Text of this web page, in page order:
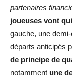
partenaires
joueuses vont
gauche, une
départs anticipés
de principe de
notamment une